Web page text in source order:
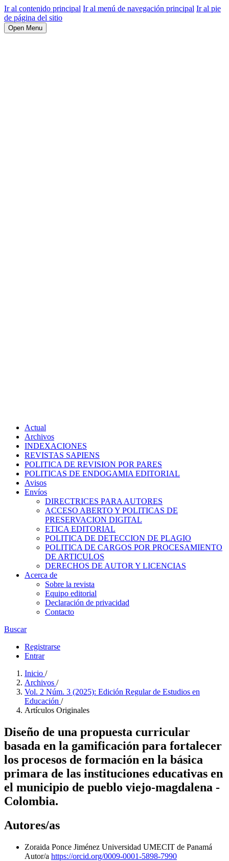
Ir al contenido principal Ir al menú de navegación principal Ir al pie
de página del sitio
Open Menu
Actual
Archivos
INDEXACIONES
REVISTAS SAPIENS
POLITICA DE REVISION POR PARES
POLITICAS DE ENDOGAMIA EDITORIAL
Avisos
Envíos
DIRECTRICES PARA AUTORES
ACCESO ABERTO Y POLITICAS DE
PRESERVACION DIGITAL
ETICA EDITORIAL
POLITICA DE DETECCION DE PLAGIO
POLITICA DE CARGOS POR PROCESAMIENTO
DE ARTICULOS
DERECHOS DE AUTOR Y LICENCIAS
Acerca de
Sobre la revista
Equipo editorial
Declaración de privacidad
Contacto
Buscar
Registrarse
Entrar
Inicio /
Archivos /
Vol. 2 Núm. 3 (2025): Edición Regular de Estudios en
Educación /
Artículos Originales
Diseño de una propuesta curricular
basada en la gamificación para fortalecer
los procesos de formación en la básica
primara de las instituciones educativas en
el municipio de pueblo viejo-magdalena -
Colombia.
Autores/as
Zoraida Ponce Jiménez Universidad UMECIT de Panamá
Autor/a https://orcid.org/0009-0001-5898-7990